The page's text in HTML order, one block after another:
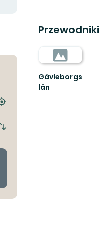
Znajdź
przystanek
Zmiana
odjazdu
Przewodniki
Gävleborgs
län